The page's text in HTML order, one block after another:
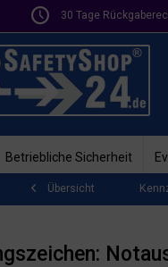
30 Tage
Betriebliche Sicherheit
Übersicht